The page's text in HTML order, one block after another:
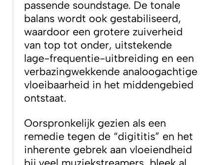
passende soundstage. De tonale
balans wordt ook gestabiliseerd,
waardoor een grotere zuiverheid
van top tot onder, uitstekende
lage-frequentie-uitbreiding en een
verbazingwekkende analoogachtige
vloeibaarheid in het middengebied
ontstaat.
Oorspronkelijk gezien als een
remedie tegen de “digititis” en het
inherente gebrek aan vloeiendheid